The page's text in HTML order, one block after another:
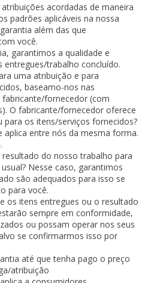
acordadas de maneira
padrões aplicáveis na nossa
além das que
você.
garantimos a qualidade e
entregues/trabalho concluído.
uma atribuição e para
baseamo-nos nas
fornecedor (com
O fabricante/fornecedor oferece
para os itens/serviços fornecidos?
aplica entre nós da mesma forma.
do nosso trabalho para
Nesse caso, garantimos
são adequados para isso se
para você.
os itens entregues ou o resultado
sempre em conformidade,
ou possam operar nos seus
se confirmarmos isso por
até que tenha pago o preço
atribuição